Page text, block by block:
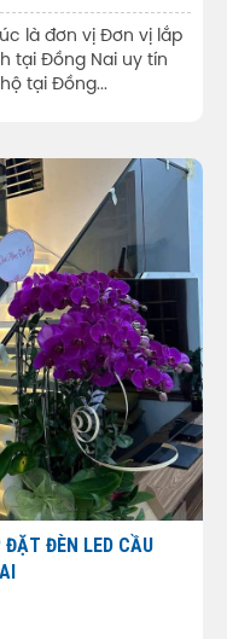
là đơn vị Đơn vị lắp
tại Đồng Nai uy tín
tại Đồng...
ĐÈN LED CẦU